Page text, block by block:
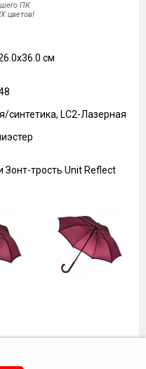
ПК
цветов!
см
синтетика, LC2-Лазерная
трость Unit Reflect